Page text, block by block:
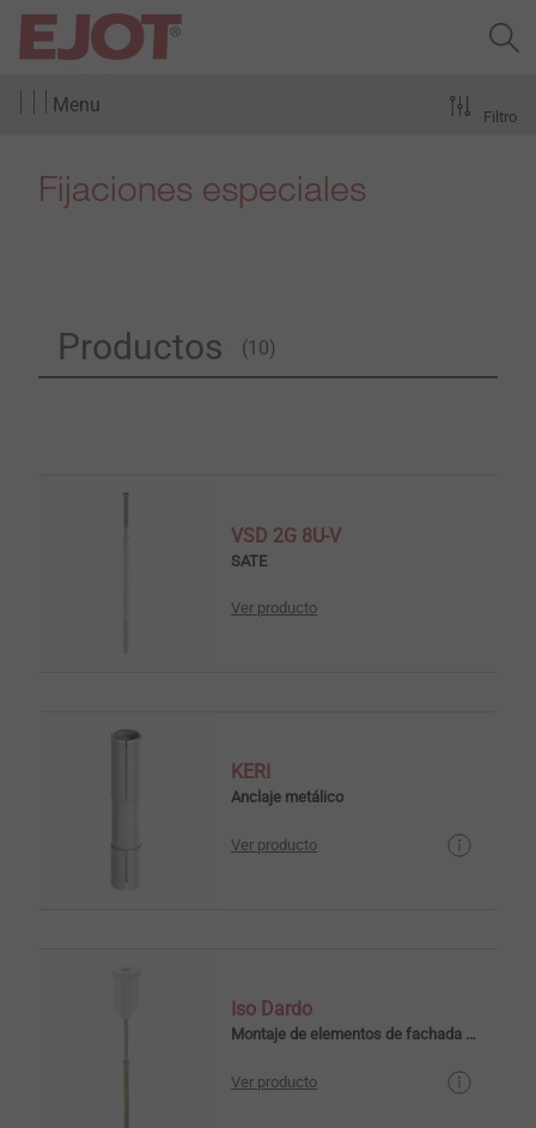
Menu
Fijaciones especiales
Productos (10)
Filtro
VSD 2G 8U-V
SATE
Ver producto
KERI
Anclaje metálico
Ver producto
Iso Dardo
Montaje de elementos de fachada sobre SATE
Ver producto